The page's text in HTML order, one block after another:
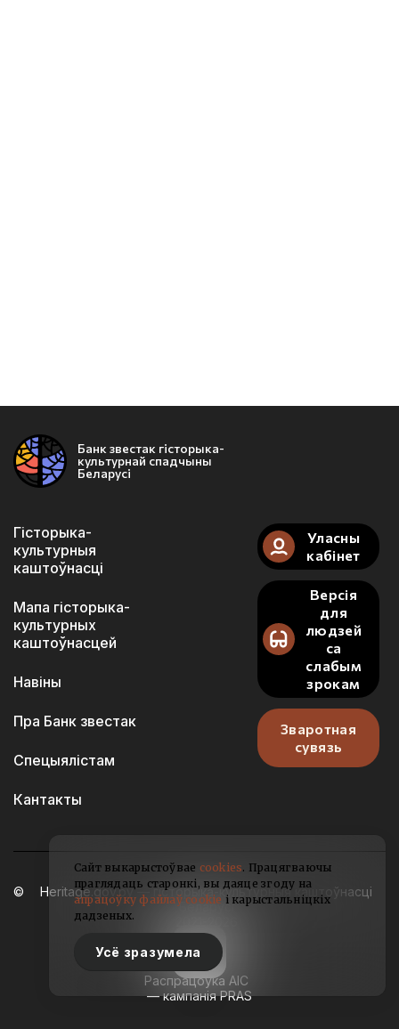
Банк звестак гісторыка-
культурнай спадчыны
Беларусі
Гісторыка-
культурныя
каштоўнасці
Мапа гісторыка-
культурных
каштоўнасцей
Навіны
Пра Банк звестак
Спецыялістам
Кантакты
Уласны
кабінет
Версія
для
людзей
са
слабым
зрокам
Зваротная
сувязь
Heritage.gov.by — гісторыка-культурныя каштоўнасці
Беларусі
Распрацоўка АІС
— кампанія PRAS
Сайт выкарыстоўвае cookies. Працягваючы
праглядаць старонкі, вы даяце згоду на
апрацоўку файлаў cookie і карыстальніцкіх
дадзеных.
Усё зразумела